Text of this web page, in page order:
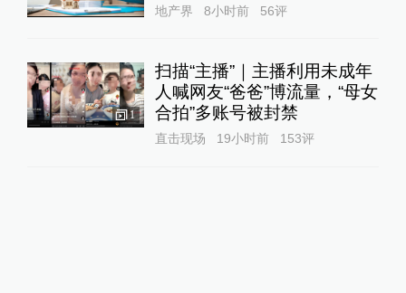
地产界 8小时前 56评
1
扫描“主播”｜主播利用未成年
人喊网友“爸爸”博流量，“母女
合拍”多账号被封禁
直击现场 19小时前 153评